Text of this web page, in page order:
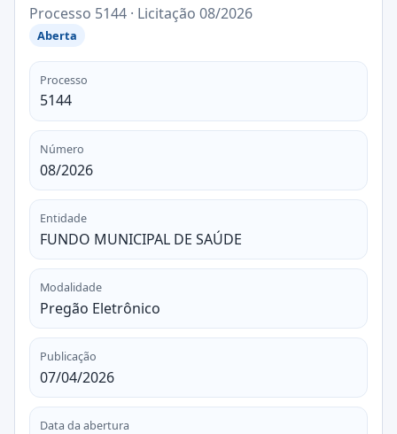
Processo 5144 · Licitação 08/2026
Aberta
Processo
5144
Número
08/2026
Entidade
FUNDO MUNICIPAL DE SAÚDE
Modalidade
Pregão Eletrônico
Publicação
07/04/2026
Data da abertura